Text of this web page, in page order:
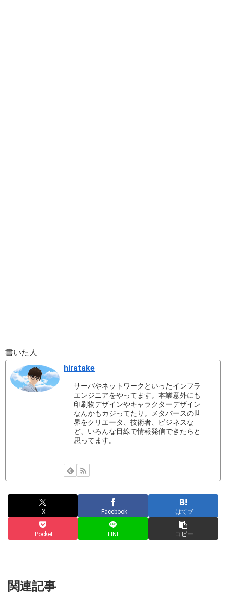
書いた人
hiratake
サーバやネットワークといったインフラ
エンジニアをやってます。本業意外にも
印刷物デザインやキャラクターデザイン
なんかもカジってたり。メタバースの世
界をクリエータ、技術者、ビジネスな
ど、いろんな目線で情報発信できたらと
思ってます。
X Facebook はてブ
Pocket LINE コピー
関連記事